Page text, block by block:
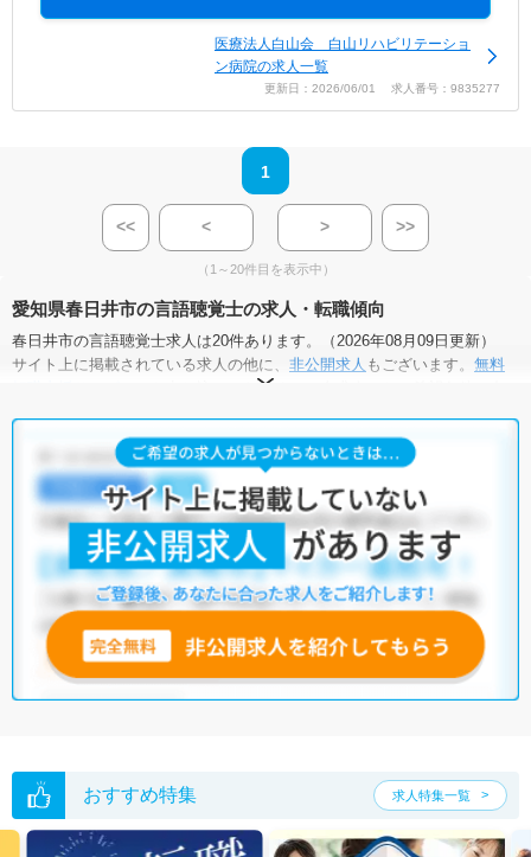
医療法人白山会 白山リハビリテーショ
ン病院の求人一覧
更新日：2026/06/01 求人番号：9835277
1
<< < > >>
（1～20件目を表示中）
愛知県春日井市の言語聴覚士の求人・転職傾向
春日井市の言語聴覚士求人は20件あります。（2026年08月09日更新）
サイト上に掲載されている求人の他に、 非公開求人 もございます。 無料
にお申し込みいただくと、全求人からご希望条件に合
春日井市の言語聴覚士求人では以下のような条件が人気です。
土日祝休・積極採用中・ 新卒OK ・ 正社員(正職員)
介護福祉施設・訪問リハビリ(在宅医療)・小児リハビリ ・
他の条件でも人気の求人がございますので、「こだわり条件」から検索
いただくか、お気軽にお問い合わせください。
全国の言語聴覚士求人から検索いただくことも可能です。
無料転職支援サービス
にお申し込みいただくと、ご希望条件をヒアリン
グした上で求人をご提案いたします。
ご希望条件がまだ定まっていない方は人気の希望条件をピックアップし
おすすめ特集 求人特集一覧